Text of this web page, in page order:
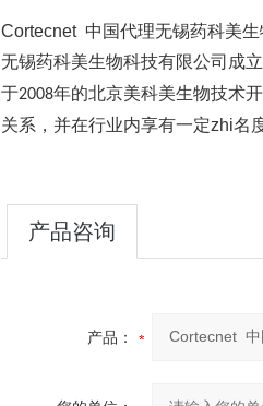
Cortecnet 中国代理无锡药科美生
无锡药科美生物科技有限公司成
于2008年的北京美科美生物技术
关系，并在行业内享有一定zhi名
产品咨询
产品：